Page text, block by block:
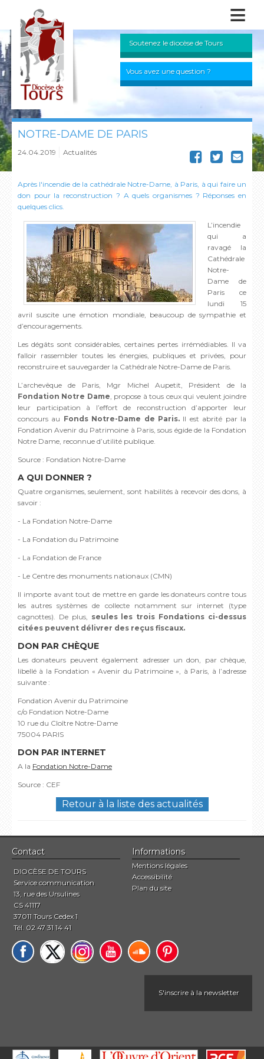
≡
Soutenez le diocèse de Tours
Vous avez une question ?
NOTRE-DAME DE PARIS
24.04.2019 Actualités
Après l'incendie de la cathédrale Notre-Dame, à Paris, à qui faire un
don pour la reconstruction ? A quels organismes ? Réponses en
quelques clics.
L’incendie
qui a
ravagé la
Cathédrale
Notre-
Dame de
Paris ce
lundi 15
avril suscite une émotion mondiale, beaucoup de sympathie et
d’encouragements.
Les dégâts sont considérables, certaines pertes irrémédiables. Il va
falloir rassembler toutes les énergies, publiques et privées, pour
reconstruire et sauvegarder la Cathédrale Notre-Dame de Paris.
L’archevêque de Paris, Mgr Michel Aupetit, Président de la
Fondation Notre Dame, propose à tous ceux qui veulent joindre
leur participation à l’effort de reconstruction d’apporter leur
concours au Fonds Notre-Dame de Paris. Il est abrité par la
Fondation Avenir du Patrimoine à Paris, sous égide de la Fondation
Notre Dame, reconnue d’utilité publique.
Source : Fondation Notre-Dame
A QUI DONNER ?
Quatre organismes, seulement, sont habilités à recevoir des dons, à
savoir :
- La Fondation Notre-Dame
- La Fondation du Patrimoine
- La Fondation de France
- Le Centre des monuments nationaux (CMN)
Il importe avant tout de mettre en garde les donateurs contre tous
les autres systèmes de collecte notamment sur internet (type
cagnottes). De plus, seules les trois Fondations ci-dessus
citées peuvent délivrer des reçus fiscaux.
DON PAR CHÈQUE
Les donateurs peuvent également adresser un don, par chèque,
libellé à la Fondation « Avenir du Patrimoine », à Paris, à l’adresse
suivante :
Fondation Avenir du Patrimoine
c/o Fondation Notre-Dame
10 rue du Cloître Notre-Dame
75004 PARIS
DON PAR INTERNET
A la Fondation Notre-Dame
Source : CEF
Retour à la liste des actualités
Contact
DIOCÈSE DE TOURS
Service communication
13, rue des Ursulines
CS 41117
37011 Tours Cedex 1
Tél. 02 47 31 14 41
Informations
Mentions légales
Accessibilité
Plan du site
S'inscrire à la newsletter